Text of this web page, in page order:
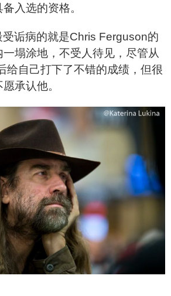
入选的资格。
受诟病的就是Chris Ferguson的
塌涂地，不受人待见，尽管从
给自己打下了不错的成绩，但很
承认他。